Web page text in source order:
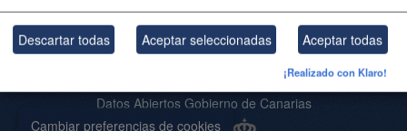
Cambiar preferencias de cookies
Acerca de SITCAN Open Data
Datos Abiertos Gobierno de Canarias
Descartar todas Aceptar seleccionadas Aceptar todas
¡Realizado con Klaro!